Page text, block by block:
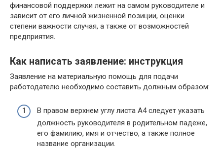
финансовой поддержки лежит на самом руководителе и
зависит от его личной жизненной позиции, оценки
степени важности случая, а также от возможностей
предприятия.
Как написать заявление: инструкция
Заявление на материальную помощь для подачи
работодателю необходимо составить должным образом:
В правом верхнем углу листа А4 следует указать
должность руководителя в родительном падеже,
его фамилию, имя и отчество, а также полное
название организации.